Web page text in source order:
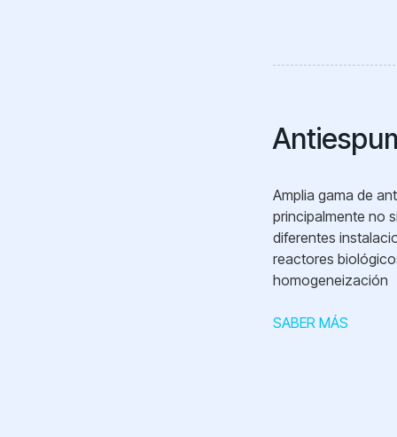
Amplia gama de
principalmente no
diferentes
reactores
homogeneización
SABER MÁS